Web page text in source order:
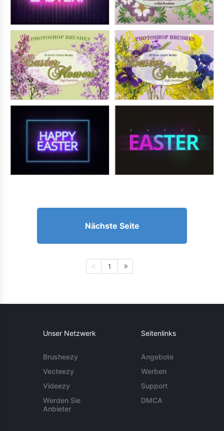
Nächste Seite
1
Unser Netzwerk
Brusheezy
Vecteezy
Videezy
Werden Sie
Anbieter
Seitenlinks
Angebote
Werben
Support
DMCA